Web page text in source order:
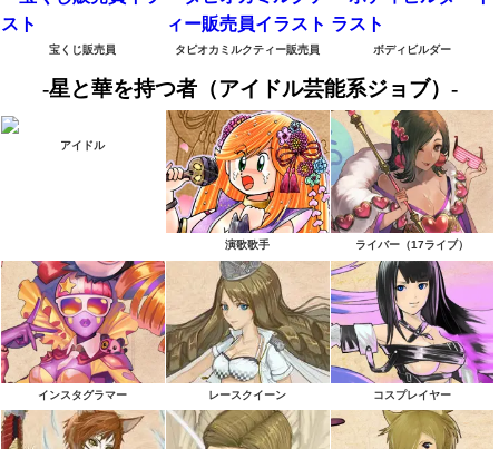
宝くじ販売員 タピオカミルクティー販売員 ボディビルダー
-星と華を持つ者（アイドル芸能系ジョブ）-
アイドル
演歌歌手 ライバー（17ライブ）
インスタグラマー レースクイーン コスプレイヤー